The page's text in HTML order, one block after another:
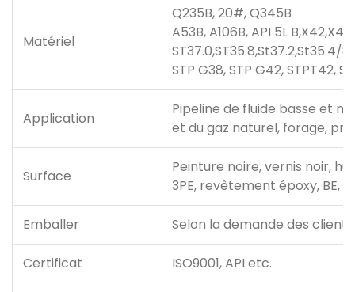
Matériel
Q235B, 20#, Q345B
A53B, A106B, API 5L
ST37.0,ST35.8,St37.2,St35.4/
STP G38, STP G42, STPT42,
Application
Pipeline de fluide basse et
et du gaz naturel, forage,
Surface
Peinture noire, vernis noir,
3PE, revêtement époxy, BE,
Emballer Selon la demande des clients
Certificat ISO9001, API etc.